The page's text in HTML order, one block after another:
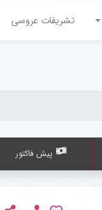
تشریفات عروسی
پیش فاکتور